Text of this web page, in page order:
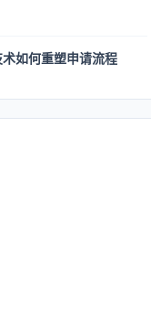
如何重塑申请流程